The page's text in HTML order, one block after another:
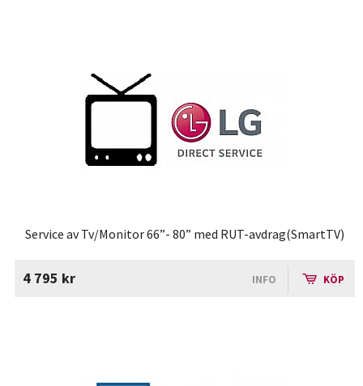
Service av Tv/Monitor 66”- 80” med RUT-avdrag(SmartTV)
4 795 kr INFO KÖP